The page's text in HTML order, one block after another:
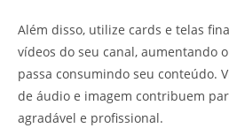
Além disso, utilize cards e telas
vídeos do seu canal, aumentando
passa consumindo seu conteúdo.
de áudio e imagem contribuem
agradável e profissional.